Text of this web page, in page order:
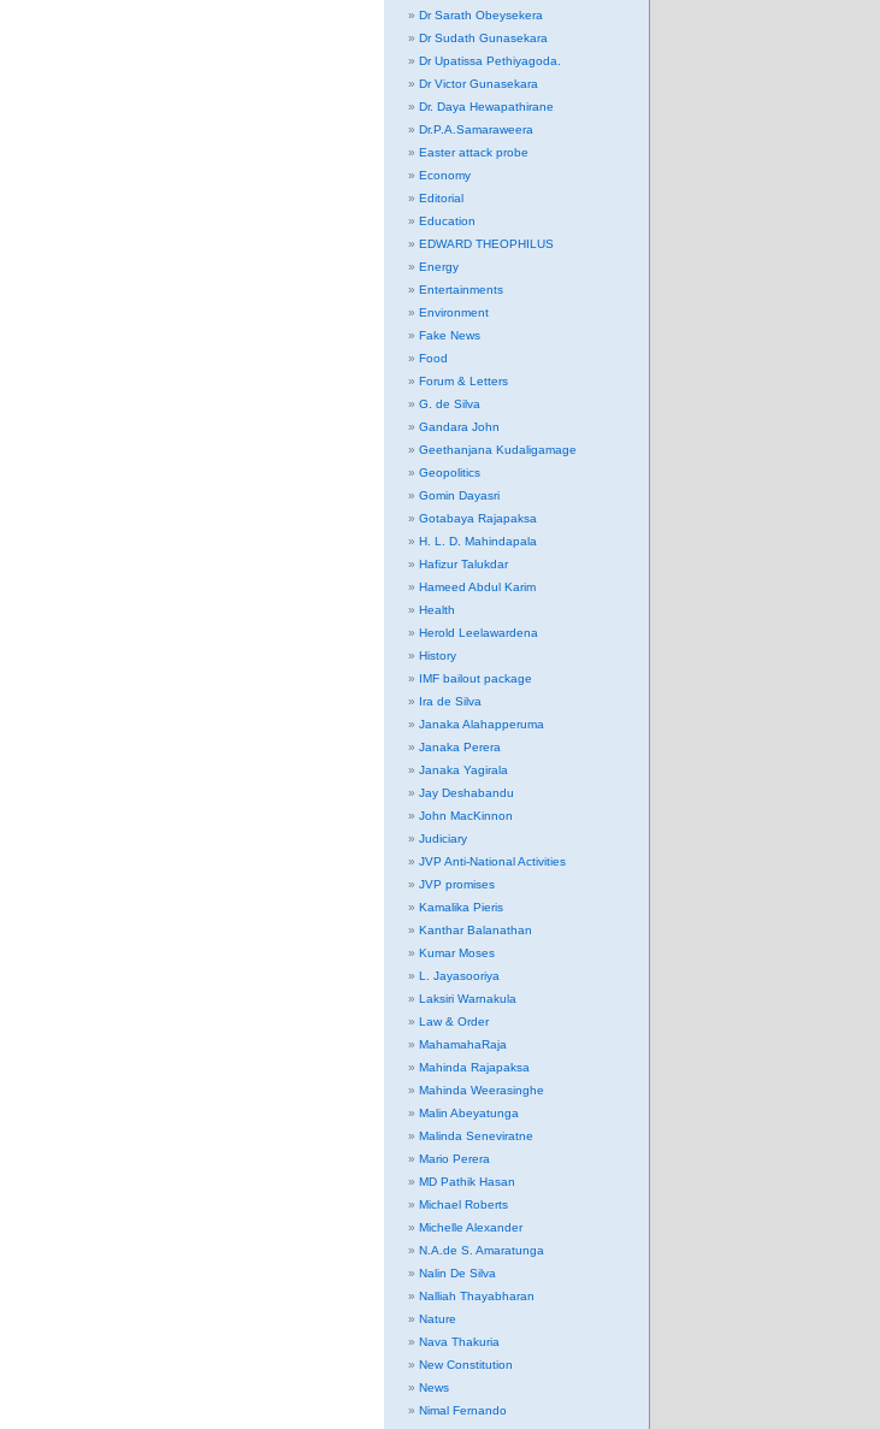
Dr Sarath Obeysekera
Dr Sudath Gunasekara
Dr Upatissa Pethiyagoda.
Dr Victor Gunasekara
Dr. Daya Hewapathirane
Dr.P.A.Samaraweera
Easter attack probe
Economy
Editorial
Education
EDWARD THEOPHILUS
Energy
Entertainments
Environment
Fake News
Food
Forum & Letters
G. de Silva
Gandara John
Geethanjana Kudaligamage
Geopolitics
Gomin Dayasri
Gotabaya Rajapaksa
H. L. D. Mahindapala
Hafizur Talukdar
Hameed Abdul Karim
Health
Herold Leelawardena
History
IMF bailout package
Ira de Silva
Janaka Alahapperuma
Janaka Perera
Janaka Yagirala
Jay Deshabandu
John MacKinnon
Judiciary
JVP Anti-National Activities
JVP promises
Kamalika Pieris
Kanthar Balanathan
Kumar Moses
L. Jayasooriya
Laksiri Warnakula
Law & Order
MahamahaRaja
Mahinda Rajapaksa
Mahinda Weerasinghe
Malin Abeyatunga
Malinda Seneviratne
Mario Perera
MD Pathik Hasan
Michael Roberts
Michelle Alexander
N.A.de S. Amaratunga
Nalin De Silva
Nalliah Thayabharan
Nature
Nava Thakuria
New Constitution
News
Nimal Fernando